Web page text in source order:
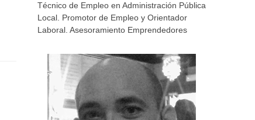
Técnico de Empleo en Administración Pública
Local. Promotor de Empleo y Orientador
Laboral. Asesoramiento Emprendedores